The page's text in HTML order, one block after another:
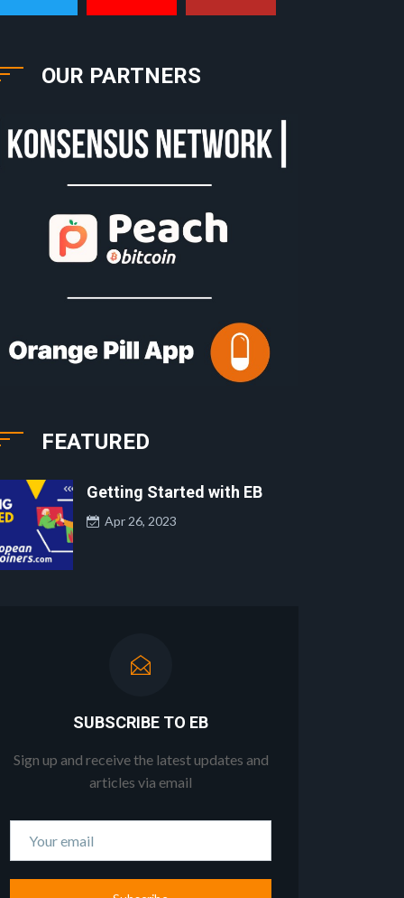
OUR PARTNERS
FEATURED
Getting Started with EB
Apr 26, 2023
SUBSCRIBE TO EB
Sign up and receive the latest updates and
articles via email